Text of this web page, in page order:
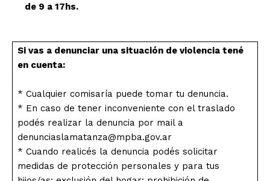
de 9 a 17hs.
Si vas a denunciar una situación de violencia tené
en cuenta:
* Cualquier comisaría puede tomar tu denuncia.
* En caso de tener inconveniente con el traslado
podés realizar la denuncia por mail a
denunciaslamatanza@mpba.gov.ar
* Cuando realicés la denuncia podés solicitar
medidas de protección personales y para tus